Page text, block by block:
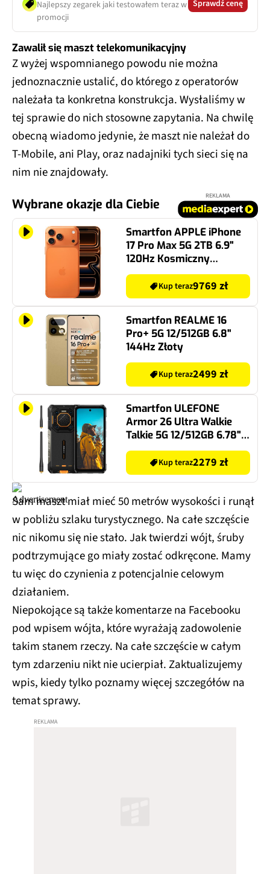
Najlepszy zegarek jaki testowałem teraz w
promocji
Sprawdź cenę
Zawalił się maszt telekomunikacyjny
Z wyżej wspomnianego powodu nie można
jednoznacznie ustalić, do którego z operatorów
należała ta konkretna konstrukcja. Wysłaliśmy w
tej sprawie do nich stosowne zapytania. Na chwilę
obecną wiadomo jedynie, że maszt nie należał do
T-Mobile, ani Play, oraz nadajniki tych sieci się na
nim nie znajdowały.
Wybrane okazje dla Ciebie
REKLAMA
Smartfon APPLE iPhone
17 Pro Max 5G 2TB 6.9"
120Hz Kosmiczny
pomarańcz
Kup teraz9769 zł
Smartfon REALME 16
Pro+ 5G 12/512GB 6.8"
144Hz Złoty
Kup teraz2499 zł
Smartfon ULEFONE
Armor 26 Ultra Walkie
Talkie 5G 12/512GB 6.78"
120Hz Czarny
Kup teraz2279 zł
Sam maszt miał mieć 50 metrów wysokości i runął
w pobliżu szlaku turystycznego. Na całe szczęście
nic nikomu się nie stało. Jak twierdzi wójt, śruby
podtrzymujące go miały zostać odkręcone. Mamy
tu więc do czynienia z potencjalnie celowym
działaniem.
Niepokojące są także komentarze na Facebooku
pod wpisem wójta, które wyrażają zadowolenie
takim stanem rzeczy. Na całe szczęście w całym
tym zdarzeniu nikt nie ucierpiał. Zaktualizujemy
wpis, kiedy tylko poznamy więcej szczegółów na
temat sprawy.